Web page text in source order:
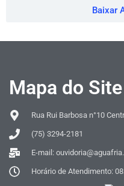
Baixar
Mapa do Site
Rua Rui Barbosa n°10
(75) 3294-2181
E-mail:
Horário de Atendimento: